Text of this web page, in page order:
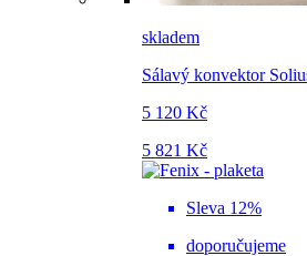
skladem
Sálavý konvektor
5 120 Kč
5 821 Kč
Sleva 12%
doporučujeme